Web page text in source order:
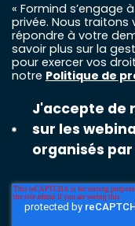
« Formind s’engage
privée. Nous traitons
répondre à votre
savoir plus sur la
pour exercer vos
notre Politique de
J'accepte de
sur les
organisés par